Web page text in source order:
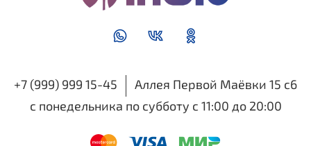
+7 (999) 999 15-45
Аллея Первой Маёвки 15 с6
с понедельника по субботу с 11:00 до 20:00